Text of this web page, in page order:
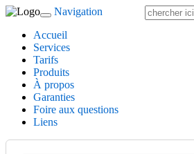
Toggle
navigation
Navigation
Accueil
Services
Tarifs
Produits
À propos
Garanties
Foire aux questions
Liens